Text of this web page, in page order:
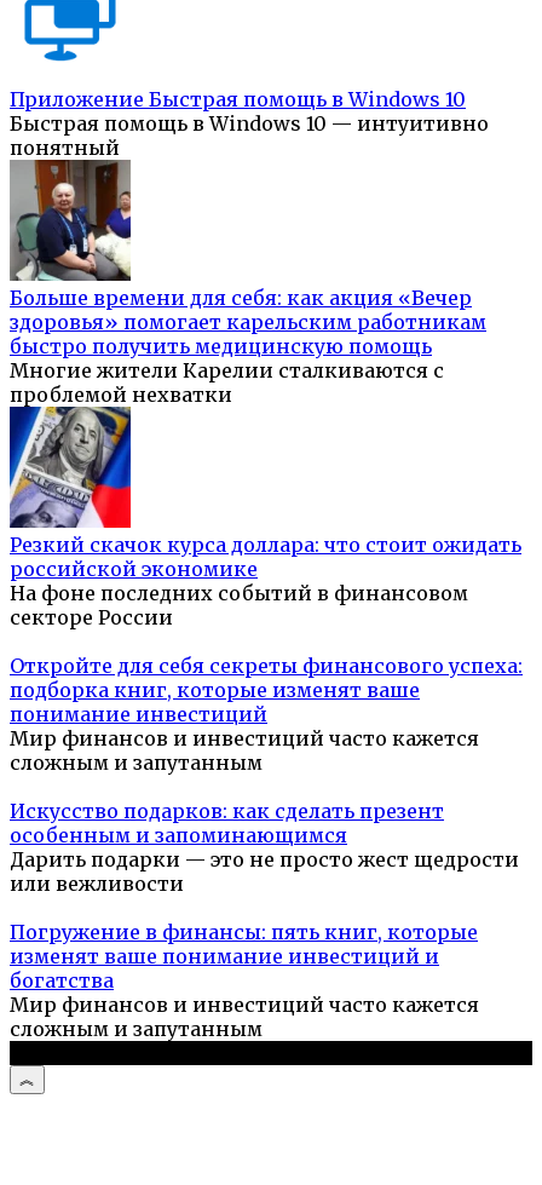
Приложение Быстрая помощь в Windows 10
Быстрая помощь в Windows 10 — интуитивно
понятный
Больше времени для себя: как акция «Вечер
здоровья» помогает карельским работникам
быстро получить медицинскую помощь
Многие жители Карелии сталкиваются с
проблемой нехватки
Резкий скачок курса доллара: что стоит ожидать
российской экономике
На фоне последних событий в финансовом
секторе России
Откройте для себя секреты финансового успеха:
подборка книг, которые изменят ваше
понимание инвестиций
Мир финансов и инвестиций часто кажется
сложным и запутанным
Искусство подарков: как сделать презент
особенным и запоминающимся
Дарить подарки — это не просто жест щедрости
или вежливости
Погружение в финансы: пять книг, которые
изменят ваше понимание инвестиций и
богатства
Мир финансов и инвестиций часто кажется
сложным и запутанным